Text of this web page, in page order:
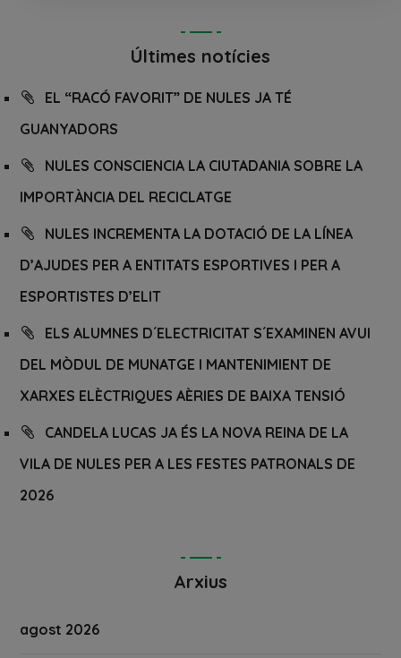
Últimes notícies
EL “RACÓ FAVORIT” DE NULES JA TÉ
GUANYADORS
NULES CONSCIENCIA LA CIUTADANIA SOBRE LA
IMPORTÀNCIA DEL RECICLATGE
NULES INCREMENTA LA DOTACIÓ DE LA LÍNEA
D’AJUDES PER A ENTITATS ESPORTIVES I PER A
ESPORTISTES D’ELIT
ELS ALUMNES D´ELECTRICITAT S´EXAMINEN AVUI
DEL MÒDUL DE MUNATGE I MANTENIMIENT DE
XARXES ELÈCTRIQUES AÈRIES DE BAIXA TENSIÓ
CANDELA LUCAS JA ÉS LA NOVA REINA DE LA
VILA DE NULES PER A LES FESTES PATRONALS DE
2026
Arxius
agost 2026